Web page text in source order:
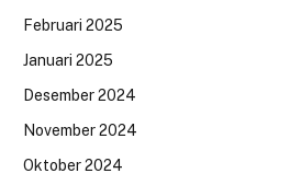
Februari 2025
Januari 2025
Desember 2024
November 2024
Oktober 2024